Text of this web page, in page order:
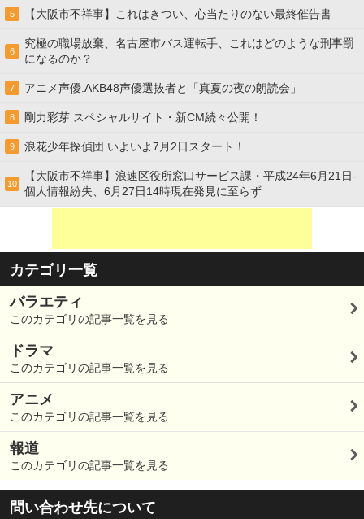
5 【大阪市不祥事】これはきつい、心当たりのない最終催告書
6
究極の職場放棄、名古屋市バス運転手、これはどのような刑事罰
になるのか？
7 アニメ声優.AKB48声優選抜者と「真夏の夜の朗読会」
8 剛力彩芽 スペシャルサイト・新CM続々公開！
9 浪花少年探偵団 いよいよ7月2日スタート！
10
【大阪市不祥事】浪速区役所窓口サービス課・平成24年6月21日-
個人情報紛失、6月27日14時現在発見に至らず
カテゴリ一覧
バラエティ
このカテゴリの記事一覧を見る
ドラマ
このカテゴリの記事一覧を見る
アニメ
このカテゴリの記事一覧を見る
報道
このカテゴリの記事一覧を見る
問い合わせ先について